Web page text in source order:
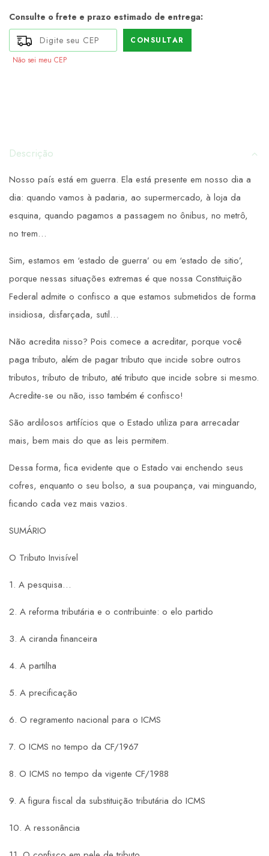
Consulte o frete e prazo estimado de entrega:
CONSULTAR
Não sei meu CEP
Descrição
Nosso país está em guerra. Ela está presente em nosso dia a
dia: quando vamos à padaria, ao supermercado, à loja da
esquina, quando pagamos a passagem no ônibus, no metrô,
no trem…
Sim, estamos em ‘estado de guerra’ ou em ‘estado de sitio’,
porque nessas situações extremas é que nossa Constituição
Federal admite o confisco a que estamos submetidos de forma
insidiosa, disfarçada, sutil…
Não acredita nisso? Pois comece a acreditar, porque você
paga tributo, além de pagar tributo que incide sobre outros
tributos, tributo de tributo, até tributo que incide sobre si mesmo.
Acredite-se ou não, isso também é confisco!
São ardilosos artifícios que o Estado utiliza para arrecadar
mais, bem mais do que as leis permitem.
Dessa forma, fica evidente que o Estado vai enchendo seus
cofres, enquanto o seu bolso, a sua poupança, vai minguando,
ficando cada vez mais vazios.
SUMÁRIO
O Tributo Invisível
1. A pesquisa…
2. A reforma tributária e o contribuinte: o elo partido
3. A ciranda financeira
4. A partilha
5. A precificação
6. O regramento nacional para o ICMS
7. O ICMS no tempo da CF/1967
8. O ICMS no tempo da vigente CF/1988
9. A figura fiscal da substituição tributária do ICMS
10. A ressonância